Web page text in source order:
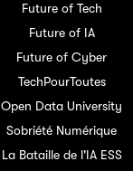
Future of Tech
Future of IA
Future of Cyber
TechPourToutes
Open Data University
Sobriété Numérique
La Bataille de l'IA ESS